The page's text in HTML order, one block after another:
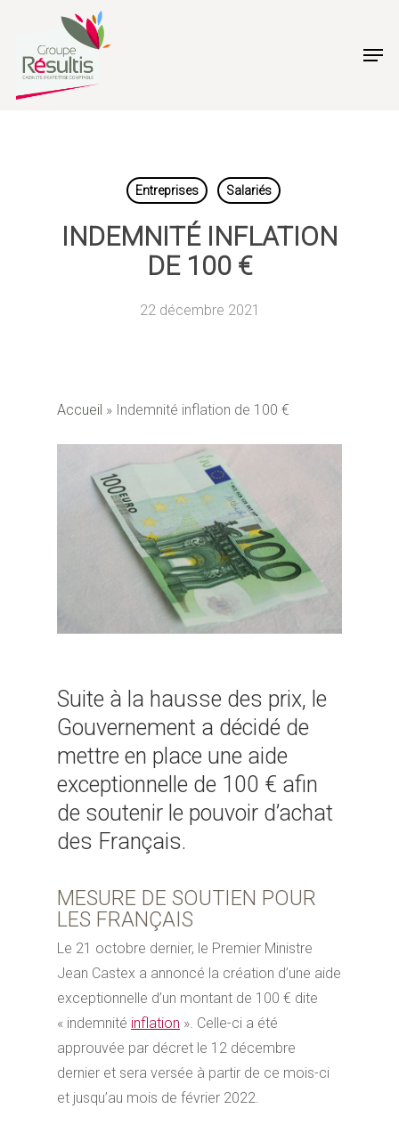
main
Entreprises Salariés
INDEMNITÉ INFLATION
DE 100 €
22 décembre 2021
Accueil » Indemnité inflation de 100 €
Suite à la hausse des prix, le
Gouvernement a décidé de
mettre en place une aide
exceptionnelle de 100 € afin
de soutenir le pouvoir d’achat
des Français.
MESURE DE SOUTIEN POUR
LES FRANÇAIS
Le 21 octobre dernier, le Premier Ministre
Jean Castex a annoncé la création d’une aide
exceptionnelle d’un montant de 100 € dite
« indemnité inflation ». Celle-ci a été
approuvée par décret le 12 décembre
dernier et sera versée à partir de ce mois-ci
et jusqu’au mois de février 2022.